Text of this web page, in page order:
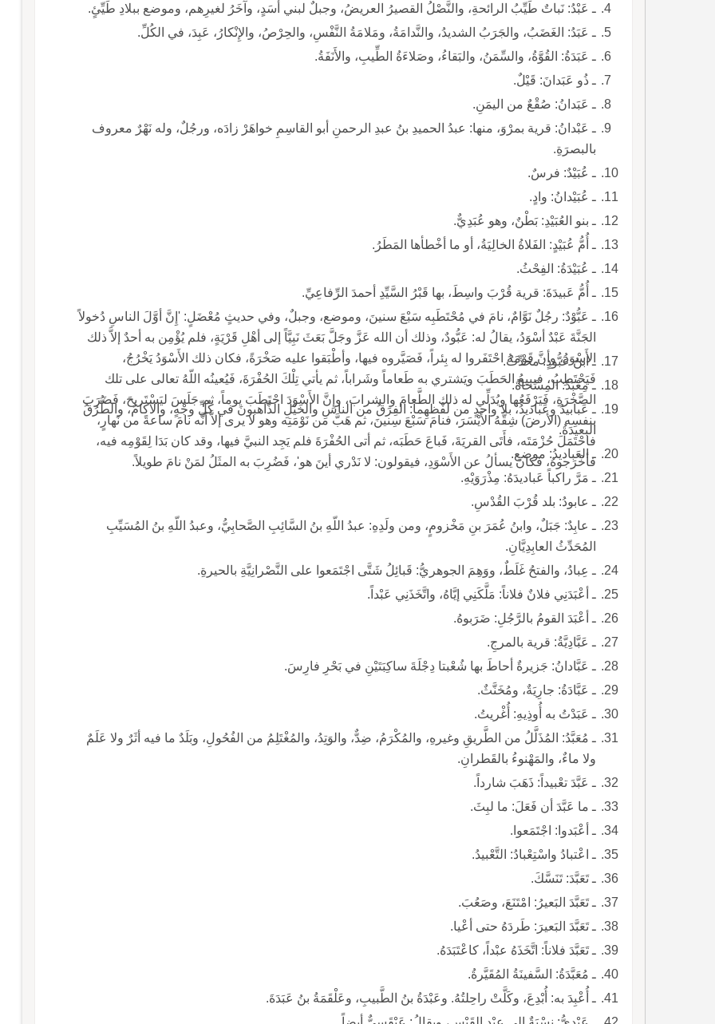
ـ عَبْدُ: نَباتٌ طَيِّبُ الرائحةِ، والنَّصْلُ القصيرُ العريضُ، وجبلٌ لبني أسَدٍ، وآخَرُ لغيرِهم، وموضع ببلادِ طَيِّئٍ.
ـ عَبَدُ: الغَضَبُ، والجَرَبُ الشديدُ، والنَّدامَةُ، ومَلامَةُ النَّفْسِ، والحِرْصُ، والإِنْكارُ، عَبِدَ، في الكُلِّ.
ـ عَبَدَةُ: القُوَّةُ، والسِّمَنُ، والبَقاءُ، وصَلاءَةُ الطِّيبِ، والأَنَفَةُ.
ـ ذُو عَبَدانَ: قَيْلٌ.
ـ عَبَدانُ: صُقْعٌ من اليمَنِ.
ـ عَبْدانُ: قرية بمرْوَ، منها: عبدُ الحميدِ بنُ عبدِ الرحمنِ أبو القاسِمِ خواهَرْ زادَه، ورجُلٌ، وله نَهْرٌ معروف
بالبصرَةِ.
ـ عُبَيْدٌ: فرسٌ.
ـ عُبَيْدانُ: وادٍ.
ـ بنو العُبَيْدِ: بَطْنٌ، وهو عُبَدِيٌّ.
ـ أُمُّ عُبَيْدٍ: الفَلاةُ الخالِيَةُ، أو ما أخْطأها المَطَرُ.
ـ عُبَيْدَةُ: الفِحْثُ.
ـ أُمُّ عَبيدَةَ: قرية قُرْبَ واسِطَ، بها قَبْرُ السَّيِّدِ أحمدَ الرِّفاعِيِّ.
ـ عَبُّوْدٌ: رجُلٌ نَوَّامٌ، نامَ في مُحْتَطَبِه سَبْعَ سنينَ، وموضع، وجبلٌ، وفي حديثٍ مُعْضَلٍ: 'إِنَّ أوَّلَ الناسِ دُخولاً
الجَنَّةَ عَبْدٌ أسْوَدُ، يقالُ له: عَبُّودٌ، وذلك أن الله عَزَّ وجَلَّ بَعَثَ نَبِيَّاً إلى أهْلِ قَرْيَةٍ، فلم يُؤْمِن به أحدٌ إلاَّ ذلك
الأَسْوَدُ، وأنَّ قَوْمَهُ احْتَفَروا له بِئراً، فَصَيَّروه فيها، وأطْبَقوا عليه صَخْرَةً، فكان ذلك الأَسْوَدُ يَخْرُجُ،
فَيَحْتَطِبُ، فيبيعُ الحَطَبَ ويَشتري به طَعاماً وشَراباً، ثم يأتي تِلْكَ الحُفْرَةَ، فَيُعينُه اللّهُ تعالى على تلك
الصَّخْرَةِ، فَيَرْفَعُها ويُدَلِّي له ذلك الطَّعامَ والشرابَ، وإِنَّ الأَسْوَدَ احْتَطَبَ يوماً، ثم جَلَسَ ليَسْتَريحَ، فَضَرَبَ
بنفسِه (الأرضَ) شِقَّهُ الأَيْسَرَ، فنامَ سَبْعَ سِنينَ، ثم هَبَّ من نَوْمَتِه وهو لا يرى إلاَّ أنَّه نامَ ساعةً من نَهارٍ،
فاحْتَمَلَ حُزْمَتَه، فأَتَى القريَةَ، فَباعَ حَطَبَه، ثم أتى الحُفْرَةَ فلم يَجِد النبيَّ فيها، وقد كان بَدَا لِقَوْمِه فيه،
فأخْرَجوهُ، فكانَ يسألُ عن الأَسْوَدِ، فيقولون: لا نَدْري أينَ هو'، فَضُرِبَ به المثَلُ لمَنْ نامَ طويلاً.
ـ ابنُ عَبُّودٍ: محدِّثٌ.
ـ مِعْبَدٌ: المِسْحاةُ.
ـ عَبابيدُ وعَباديدُ، بلا واحدٍ من لفْظهِما: الفِرَقُ من الناسِ والخَيْلِ الذَّاهبونَ في كُلِّ وجْهٍ، والآكامُ، والطُّرُقُ
البعيدَةُ.
ـ العَباديدُ: موضع.
ـ مَرَّ راكباً عَباديدَهُ: مِذْرَوَيْهِ.
ـ عابودُ: بلد قُرْبَ القُدْسِ.
ـ عابِدٌ: جَبَلٌ، وابنُ عُمَرَ بنِ مَخْزومٍ، ومن ولَدِهِ: عبدُ اللّهِ بنُ السَّائِبِ الصَّحابِيُّ، وعبدُ اللّهِ بنُ المُسَيِّبِ
المُحَدِّثُ العابِدِيَّانِ.
ـ عِبادُ، والفتحُ غَلَطٌ، ووَهِمَ الجوهريُّ: قَبائِلُ شَتَّى اجْتَمَعوا على النَّصْرانِيَّةِ بالحيرةِ.
ـ أعْبَدَنِي فلانٌ فلاناً: مَلَّكَنِي إيَّاهُ، واتَّخَذَنِي عَبْداً.
ـ أعْبَدَ القومُ بالرَّجُلِ: ضَرَبوهُ.
ـ عَبَّادِيَّةُ: قرية بالمرجِ.
ـ عَبَّادانُ: جَزيرةٌ أحاطَ بها شُعْبتا دِجْلَةَ ساكِبَتَيْنِ في بَحْرِ فارِسَ.
ـ عَبَّادَةُ: جارِيَةٌ، ومُخَنَّثٌ.
ـ عَبَدْتُ به أُوذِيهِ: أُغْريتُ.
ـ مُعَبَّدُ: المُذَلَّلُ من الطَّريقِ وغيرهِ، والمُكْرَمُ، ضِدٌّ، والوَتِدُ، والمُغْتَلِمُ من الفُحُولِ، وبَلَدٌ ما فيه أثَرٌ ولا عَلَمٌ
ولا ماءٌ، والمَهْنوءُ بالقَطرانِ.
ـ عَبَّدَ تعْبيداً: ذَهَبَ شارداً.
ـ ما عَبَّدَ أن فَعَلَ: ما لبِثَ.
ـ أعْبَدوا: اجْتَمَعوا.
ـ اعْتبادُ واسْتِعْبادُ: التَّعْبيدُ.
ـ تَعَبَّدَ: تَنَسَّكَ.
ـ تَعَبَّدَ البَعيرُ: امْتَنَعَ، وصَعُبَ.
ـ تَعَبَّدَ البَعيرَ: طَردَهُ حتى أعْيا.
ـ تَعَبَّدَ فلاناً: اتَّخَذَهُ عبْداً، كاعْتَبَدَهُ.
ـ مُعَبَّدَةُ: السَّفينَةُ المُقَيَّرةُ.
ـ أُعْبِدَ به: أُبْدِعَ، وكَلَّتْ راحِلتُهُ. وعَبْدَةُ بنُ الطَّبيبِ، وعَلْقَمَةُ بنُ عَبَدَةَ.